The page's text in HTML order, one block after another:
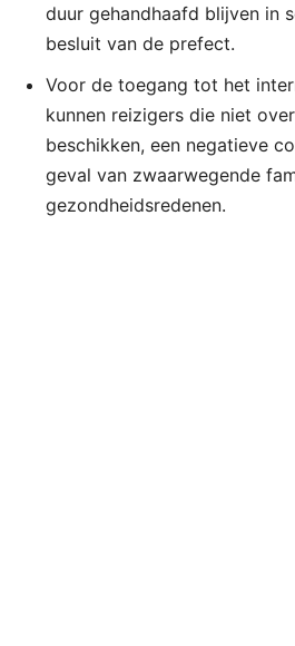
duur gehandhaafd blijven in
besluit van de prefect.
Voor de toegang tot het
kunnen reizigers die niet
beschikken, een negatieve
geval van zwaarwegende
gezondheidsredenen.